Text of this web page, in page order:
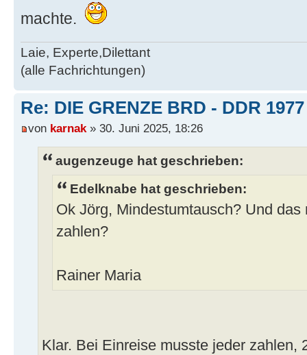
machte.
Laie, Experte,Dilettant
(alle Fachrichtungen)
Re: DIE GRENZE BRD - DDR
von karnak » 30. Juni 2025, 18:26
augenzeuge hat geschrieben:
Edelknabe hat geschrieben:
Ok Jörg, Mindestumtausch? Und
zahlen?
Rainer Maria
Klar. Bei Einreise musste jeder zahlen,